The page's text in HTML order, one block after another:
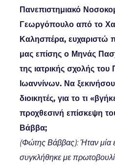
Πανεπιστημιακό
Γεωργόπουλο από το
Καλησπέρα, ευχαριστώ
μας επίσης ο Μηνάς
της ιατρικής σχολής του
Ιωαννίνων. Να
διοικητές, για το τι
προχθεσινή επίσκεψη
Βάββα;
(Φώτης Βάββας): Ήταν μία
συγκλήθηκε με